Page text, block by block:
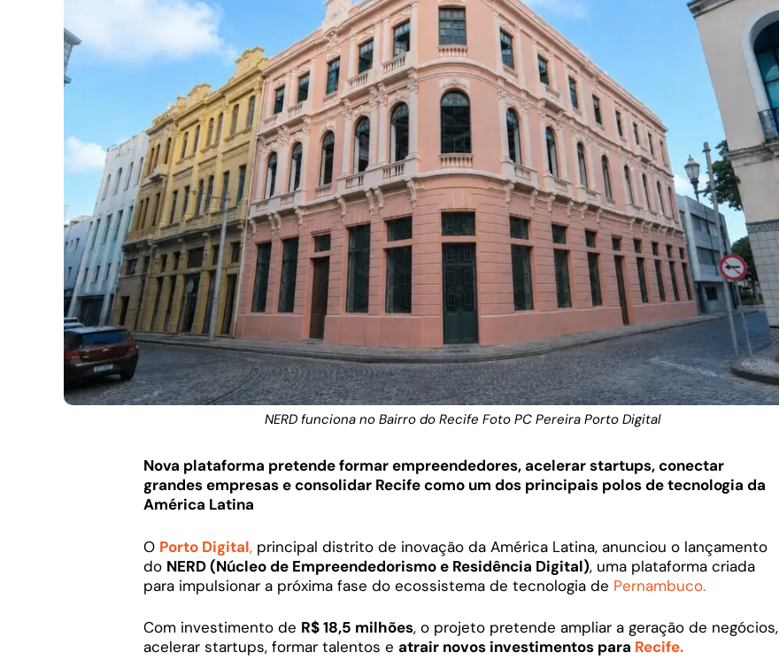
NERD funciona no Bairro do Recife Foto PC Pereira Porto Digital
Nova plataforma pretende formar empreendedores, acelerar startups, conectar
grandes empresas e consolidar Recife como um dos principais polos de tecnologia da
América Latina
O Porto Digital, principal distrito de inovação da América Latina, anunciou o lançamento
do NERD (Núcleo de Empreendedorismo e Residência Digital), uma plataforma criada
para impulsionar a próxima fase do ecossistema de tecnologia de Pernambuco.
Com investimento de R$ 18,5 milhões, o projeto pretende ampliar a geração de negócios,
acelerar startups, formar talentos e atrair novos investimentos para Recife.